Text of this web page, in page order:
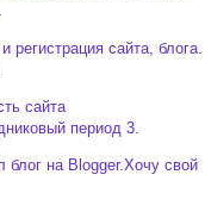
регистрация сайта, блога.
сайта
период 3.
блог на Blogger.Хочу свой